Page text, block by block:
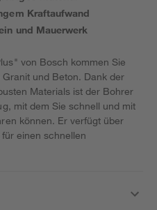
Kraftaufwand
und Mauerwerk
von Bosch kommen Sie
und Beton. Dank der
Materials ist der Bohrer
mit dem Sie schnell und mit
können. Er verfügt über
einen schnellen